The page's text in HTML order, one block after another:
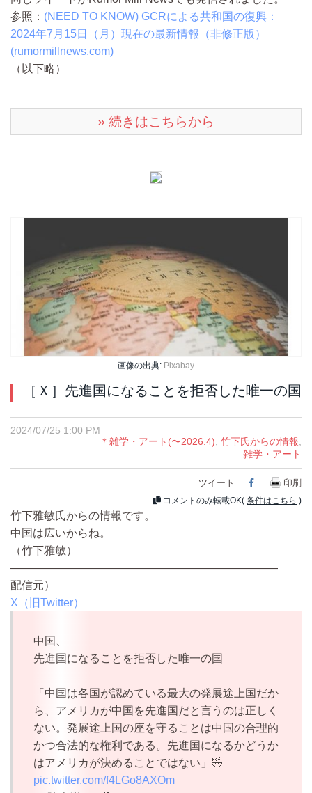
参照： (NEED TO KNOW) GCRによる共和国の復興：
2024年7月15日（月）現在の最新情報（非修正版）
(rumormillnews.com)
（以下略）
» 続きはこちらから
画像の出典: Pixabay
［Ｘ］先進国になることを拒否した唯一の国
2024/07/25 1:00 PM
＊雑学・アート(〜2026.4), 竹下氏からの情報,
雑学・アート
ツイート Facebook
印刷
コメントのみ転載OK( 条件はこちら )
竹下雅敏氏からの情報です。
中国は広いからね。
（竹下雅敏）
————————————————————————
配信元）
X（旧Twitter）
中国、
先進国になることを拒否した唯一の国
「中国は各国が認めている最大の発展途上国だか
ら、アメリカが中国を先進国だと言うのは正しく
ない。発展途上国の座を守ることは中国の合理的
かつ合法的な権利である。先進国になるかどうか
はアメリカが決めることではない」🤣
pic.twitter.com/f4LGo8AXOm